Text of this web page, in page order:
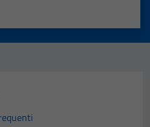
su 5
su 5